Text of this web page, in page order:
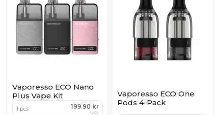
Vaporesso ECO Nano
Plus Vape Kit
1 pcs 199.90 kr
/pcs
Vaporesso ECO One
Pods 4-Pack